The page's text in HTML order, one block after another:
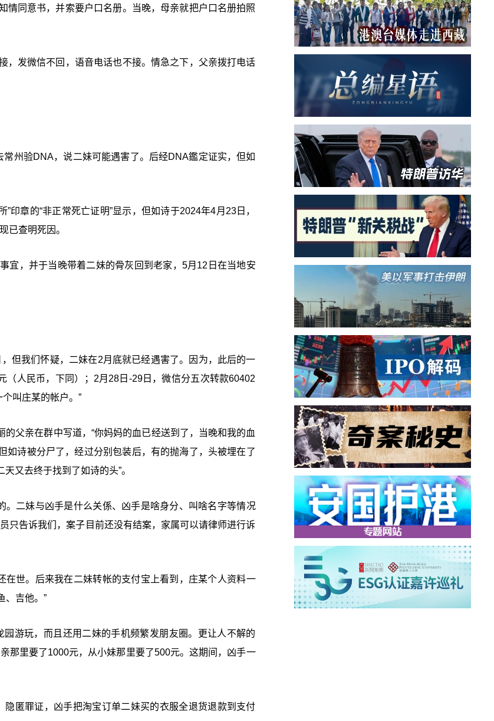
情同意书，并索要户口名册。当晚，母亲就把户口名册拍照
，发微信不回，语音电话也不接。情急之下，父亲拨打电话
州验DNA，说二妹可能遇害了。后经DNA鑑定证实，但如
印章的“非正常死亡证明”显示，但如诗于2024年4月23日，
已查明死因。
宜，并于当晚带着二妹的骨灰回到老家，5月12日在当地安
但我们怀疑，二妹在2月底就已经遇害了。因为，此后的一
人民币，下同）；2月28日-29日，微信分五次转款60402
叫庄某的帐户。”
父亲在群中写道，“你妈妈的血已经送到了，当晚和我的血
如诗被分尸了，经过分别包装后，有的抛海了，头被埋在了
又去终于找到了如诗的头”。
二妹与凶手是什么关係、凶手是啥身分、叫啥名字等情况
只告诉我们，案子目前还没有结案，家属可以请律师进行诉
世。后来我在二妹转帐的支付宝上看到，庄某个人资料一
、吉他。”
游玩，而且还用二妹的手机频繁发朋友圈。更让人不解的
那里要了1000元，从小妹那里要了500元。这期间，凶手一
匿罪证，凶手把淘宝订单二妹买的衣服全退货退款到支付